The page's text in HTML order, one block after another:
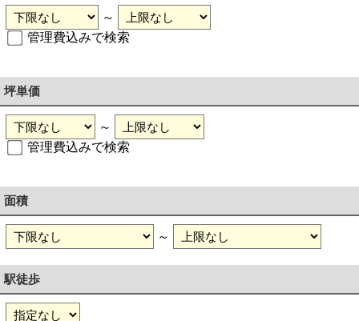
～
管理費込みで検索
坪単価
～
管理費込みで検索
面積
～
駅徒歩